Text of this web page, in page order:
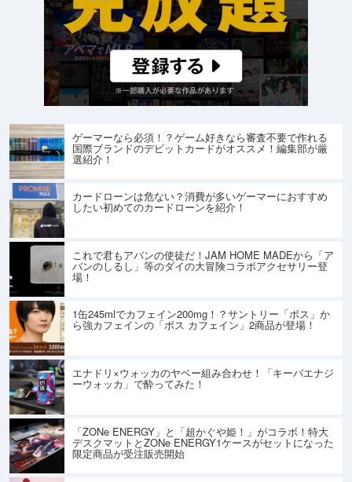
ゲーマーなら必須！？ゲーム好きなら審査不要で作れる
国際ブランドのデビットカードがオススメ！編集部が厳
選紹介！
カードローンは危ない？消費が多いゲーマーにおすすめ
したい初めてのカードローンを紹介！
これで君もアバンの使徒だ！JAM HOME MADEから「ア
バンのしるし」等のダイの大冒険コラボアクセサリー登
場！
1缶245mlでカフェイン200mg！？サントリー「ボス」か
ら強カフェインの「ボス カフェイン」2商品が登場！
エナドリ×ウォッカのヤベー組み合わせ！「キーバエナジ
ーウォッカ」で酔ってみた！
「ZONe ENERGY」と「超かぐや姫！」がコラボ！特大
デスクマットとZONe ENERGY1ケースがセットになった
限定商品が受注販売開始